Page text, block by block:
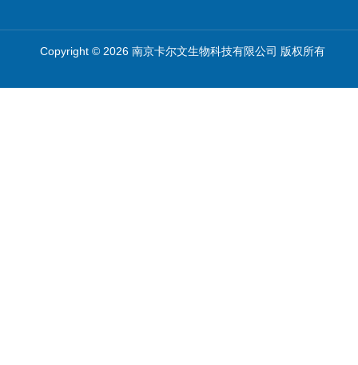
Copyright © 2026 南京卡尔文生物科技有限公司 版权所有